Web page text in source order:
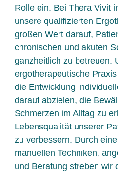
Rolle ein. Bei Thera Vivit
unsere qualifizierten
großen Wert darauf,
chronischen und akuten
ganzheitlich zu betreuen.
ergotherapeutische
die Entwicklung
darauf abzielen, die
Schmerzen im Alltag zu
Lebensqualität unserer
zu verbessern. Durch
manuellen Techniken,
und Beratung streben wir